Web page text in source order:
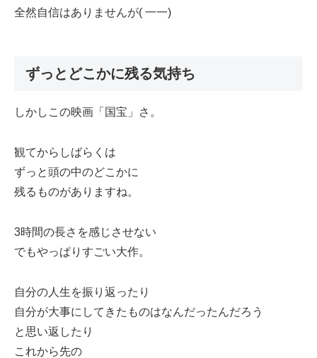
全然自信はありませんが( 一一)
ずっとどこかに残る気持ち
しかしこの映画「国宝」さ。
観てからしばらくは
ずっと頭の中のどこかに
残るものがありますね。
3時間の長さを感じさせない
でもやっぱりすごい大作。
自分の人生を振り返ったり
自分が大事にしてきたものはなんだったんだろう
と思い返したり
これから先の